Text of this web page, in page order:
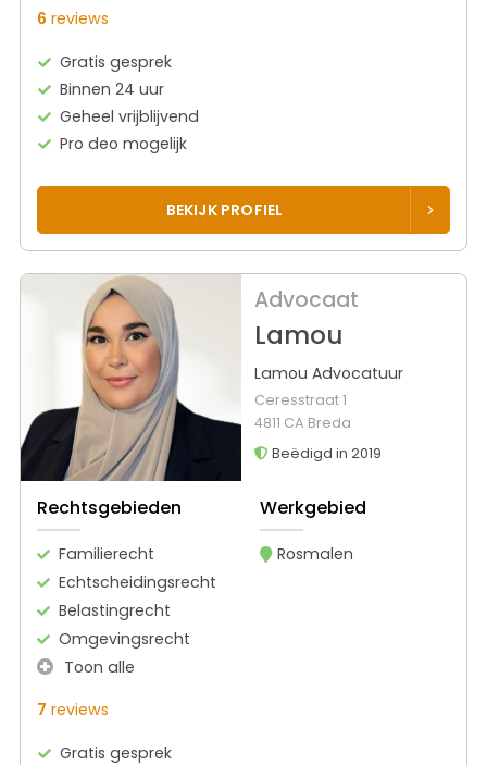
6 reviews
Gratis gesprek
Binnen 24 uur
Geheel vrijblijvend
Pro deo mogelijk
BEKIJK PROFIEL
Advocaat
Lamou
Lamou Advocatuur
Ceresstraat 1
4811 CA Breda
Beëdigd in 2019
Rechtsgebieden
Familierecht
Echtscheidingsrecht
Belastingrecht
Omgevingsrecht
Toon alle
Werkgebied
Rosmalen
7 reviews
Gratis gesprek